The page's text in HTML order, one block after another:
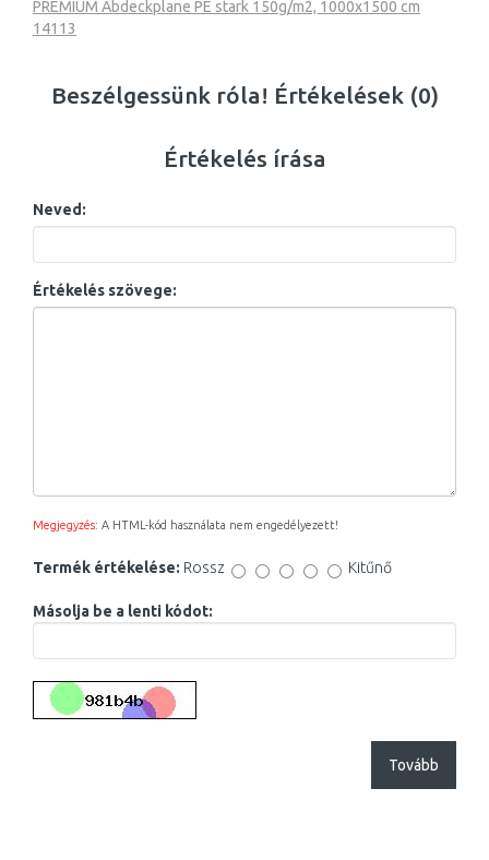
PREMIUM Abdeckplane PE stark 150g/m2, 1000x1500 cm
14113
Beszélgessünk róla! Értékelések (0)
Értékelés írása
Neved:
Értékelés szövege:
Megjegyzés: A HTML-kód használata nem engedélyezett!
Termék értékelése: Rossz Kitűnő
Másolja be a lenti kódot:
Tovább